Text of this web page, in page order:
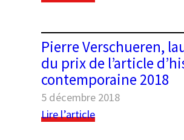
Black geometric seamless
white background
les
archives
contemporaines
et
AG
l’association
Pierre Verschueren,
du prix de l’article
contemporaine 2018
5 décembre 2018
Lire l’article: